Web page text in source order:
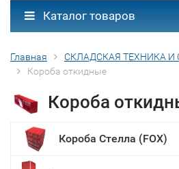
Каталог товаров
Главная
СКЛАДСКАЯ ТЕХНИКА И
Короба откидные
Короба
Короба Стелла (FOX)